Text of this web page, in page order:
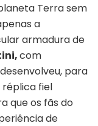
Terra sem
a
armadura de
com
para
réplica fiel
que os fãs do
de